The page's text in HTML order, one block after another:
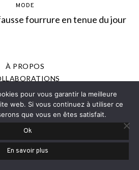
MODE
fourrure en tenue du jour
À PROPOS
LÉGALES
DE CONFIDENTIALITÉ
PRESSE
ROMAIN, TOUS DROITS RÉSERVÉS
pour vous garantir la meilleure
web. Si vous continuez à utiliser ce
que vous en êtes satisfait.
Ok
En savoir plus